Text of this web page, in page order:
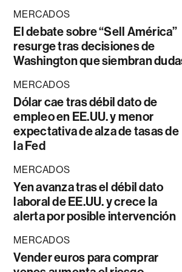
MERCADOS
El debate sobre “Sell América”
resurge tras decisiones de
Washington que siembran
MERCADOS
Dólar cae tras débil dato de
empleo en EE.UU. y menor
expectativa de alza de tasas de
la Fed
MERCADOS
Yen avanza tras el débil dato
laboral de EE.UU. y crece la
alerta por posible intervención
MERCADOS
Vender euros para comprar